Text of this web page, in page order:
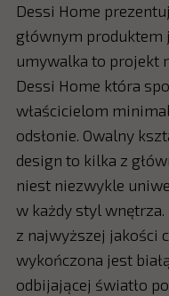
Dessi Home
głównym produktem
umywalka to projekt
Dessi Home która
właścicielom
odsłonie. Owalny
design to kilka z
niest niezwykle
w każdy styl
z najwyższej jakości
wykończona jest
odbijającej światło